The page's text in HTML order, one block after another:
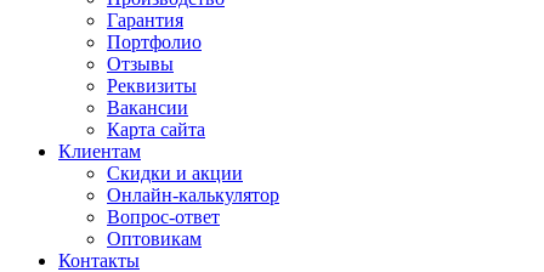
Гарантия
Портфолио
Отзывы
Реквизиты
Вакансии
Карта сайта
Клиентам
Скидки и акции
Онлайн-калькулятор
Вопрос-ответ
Оптовикам
Контакты